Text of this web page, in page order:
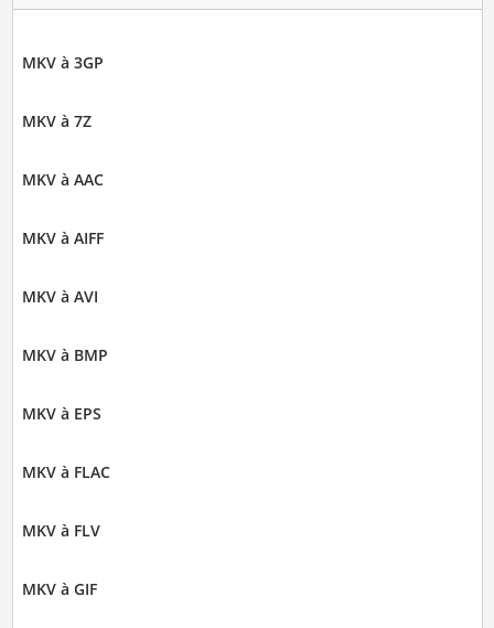
MKV à 3GP
MKV à 7Z
MKV à AAC
MKV à AIFF
MKV à AVI
MKV à BMP
MKV à EPS
MKV à FLAC
MKV à FLV
MKV à GIF